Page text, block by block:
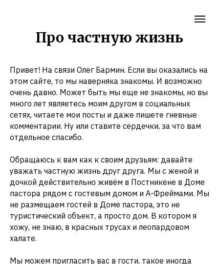
Про частную жизнь
Привет! На связи Олег Бармин. Если вы оказались на
этом сайте, то мы наверняка знакомы. И возможно
очень давно. Может быть мы еще не знакомы, но вы
много лет являетесь моим другом в социальных
сетях, читаете мои посты и даже пишете гневные
комментарии. Ну или ставите сердечки, за что вам
отдельное спасибо.
Обращаюсь к вам как к своим друзьям: давайте
уважать частную жизнь друг друга. Мы с женой и
дочкой действительно живём в Постникене в Доме
пастора рядом с гостевым домом и А-Фреймами. Мы
не размещаем гостей в Доме пастора, это не
туристический объект, а просто дом. В котором я
хожу, не знаю, в красных трусах и леопардовом
халате.
Мы можем пригласить вас в гости, такое иногда